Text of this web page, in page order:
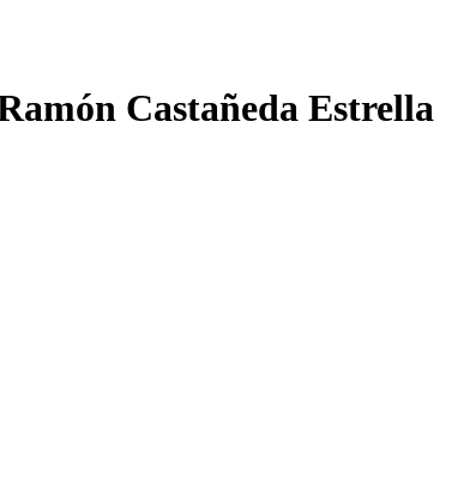
Castañeda Estrella